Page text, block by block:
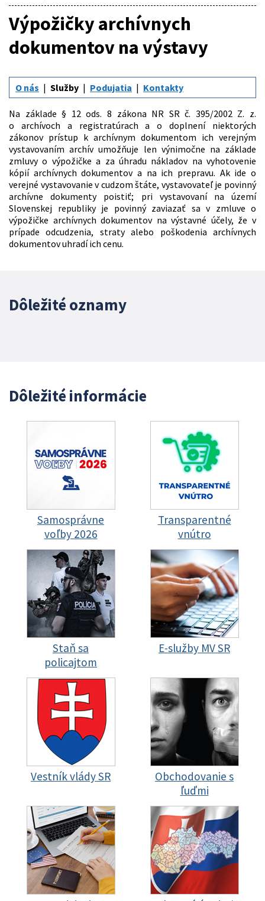
Výpožičky archívnych
dokumentov na výstavy
O nás Služby Podujatia Kontakty
Na základe§ 12 ods. 8 zákona NR SR č. 395/2002 Z. z.
o archívoch a registratúrach a o doplnení niektorých
zákonov prístup k archívnym dokumentom ich verejným
vystavovaním archív umožňuje len výnimočne na základe
zmluvy o výpožičke a za úhradu nákladov na vyhotovenie
kópií archívnych dokumentov a na ich prepravu. Ak ide o
verejné vystavovanie v cudzom štáte, vystavovateľ je povinný
archívne dokumenty poistiť; pri vystavovaní na území
Slovenskej republiky je povinný zaviazať sa v zmluve o
výpožičke archívnych dokumentov na výstavné účely, že v
prípade odcudzenia, straty alebo poškodenia archívnych
dokumentov uhradí ich cenu.
Dôležité oznamy
Dôležité informácie
Samosprávne
voľby 2026
Transparentné
vnútro
Staň sa
policajtom
E-služby MV SR
Vestník vlády SR
Obchodovanie s
ľuďmi